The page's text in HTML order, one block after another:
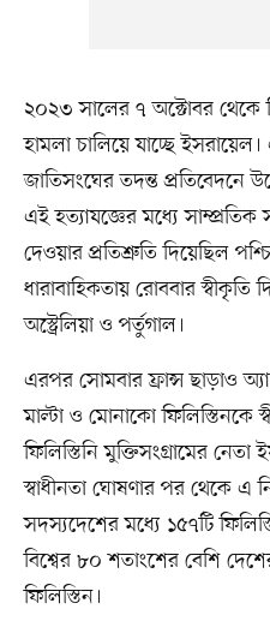
২০২৩ সালের ৭ অক্টোবর থেকে
হামলা চালিয়ে যাচ্ছে
জাতিসংঘের তদন্ত প্রতিবেদনে
এই হত্যাযজ্ঞের মধ্যে সাম্প্রতিক
দেওয়ার প্রতিশ্রুতি দিয়েছিল
ধারাবাহিকতায় রোববার স্বীকৃতি
অস্ট্রেলিয়া ও পর্তুগাল।
এরপর সোমবার ফ্রান্স ছাড়াও
মাল্টা ও মোনাকো ফিলিস্তিনকে
ফিলিস্তিনি মুক্তিসংগ্রামের
স্বাধীনতা ঘোষণার পর থেকে এ
সদস্যদেশের মধ্যে ১৫৭টি
বিশ্বের ৮০ শতাংশের বেশি
ফিলিস্তিন।